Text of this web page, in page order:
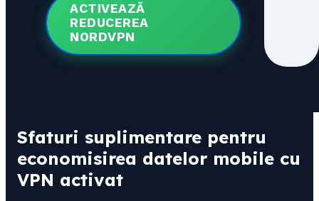
ACTIVEAZĂ
REDUCEREA
NORDVPN
Sfaturi suplimentare pentru
economisirea datelor mobile cu
VPN activat